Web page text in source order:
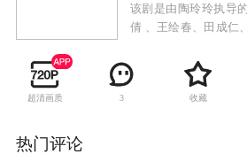
该剧是由陶玲玲执导
倩 、王绘春、田成仁
母与子女共同寻爱、
一幕幕轻松幽默的悲
超清画质 3 收藏
热门评论